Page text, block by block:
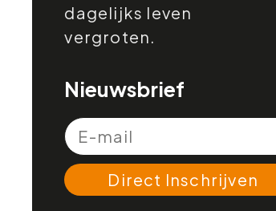
dagelijks leven
vergroten.
Nieuwsbrief
Direct Inschrijven